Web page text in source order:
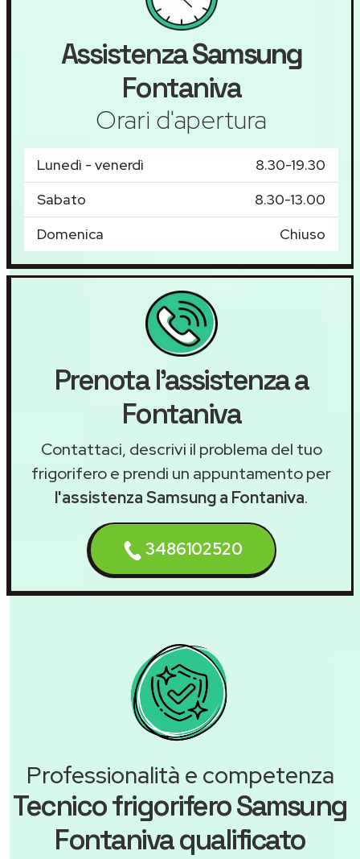
AssistenzaSamsung
Fontaniva
Orari d'apertura
Lunedì - venerdì
8.30-19.30
Sabato
8.30-13.00
Domenica
Chiuso
Prenota l'assistenza a
Fontaniva
Contattaci, descrivi il problema del tuo
frigorifero e prendi un appuntamento per
l'assistenza Samsung a Fontaniva.
3486102520
Professionalità e competenza
Tecnico frigorifero Samsung
Fontaniva qualificato